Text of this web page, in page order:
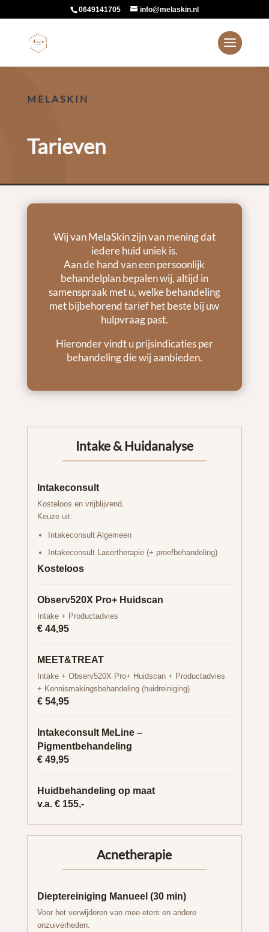
0649141705 info@melaskin.nl
MELASKIN
Tarieven
Wij van MelaSkin zijn van mening dat
iedere huid uniek is.
Aan de hand van een persoonlijk
behandelplan bepalen wij, altijd in
samenspraak met u, welke behandeling
met bijbehorend tarief het beste bij uw
hulpvraag past.
Hieronder vindt u prijsindicaties per
behandeling die wij aanbieden.
Intake & Huidanalyse
Intakeconsult
Kosteloos en vrijblijvend.
Keuze uit:
Intakeconsult Algemeen
Intakeconsult Lasertherapie (+ proefbehandeling)
Kosteloos
Observ520X Pro+ Huidscan
Intake + Productadvies
€ 44,95
MEET&TREAT
Intake + Observ520X Pro+ Huidscan + Productadvies
+ Kennismakingsbehandeling (huidreiniging)
€ 54,95
Intakeconsult MeLine –
Pigmentbehandeling
€ 49,95
Huidbehandeling op maat
v.a. € 155,-
Acnetherapie
Dieptereiniging Manueel (30 min)
Voor het verwijderen van mee-eters en andere
onzuiverheden.